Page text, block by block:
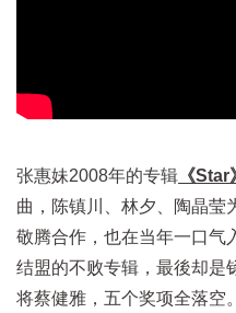
张惠妹2008年的专辑 《Star
曲，陈镇川、林夕、陶晶莹
敬腾合作，也在当年一口气
结盟的不败专辑，最後却是
将蔡健雅，五个奖项全落空